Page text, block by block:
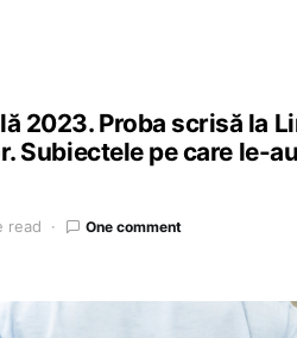
2023. Proba scrisă la
Subiectele pe care le-
read One comment